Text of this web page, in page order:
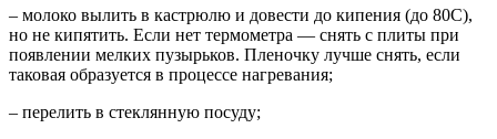
– молоко вылить в кастрюлю и довести до кипения (до 80С),
но не кипятить. Если нет термометра — снять с плиты при
появлении мелких пузырьков. Пленочку лучше снять, если
таковая образуется в процессе нагревания;
– перелить в стеклянную посуду;